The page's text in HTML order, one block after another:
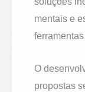
mentais e
O
propostas